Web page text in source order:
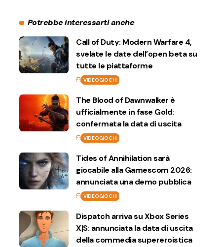
Potrebbe interessarti anche
Call of Duty: Modern Warfare 4,
svelate le date dell’open beta su
tutte le piattaforme
VIDEOGIOCHI
The Blood of Dawnwalker è
ufficialmente in fase Gold:
confermata la data di uscita
VIDEOGIOCHI
Tides of Annihilation sarà
giocabile alla Gamescom 2026:
annunciata una demo pubblica
VIDEOGIOCHI
Dispatch arriva su Xbox Series
X|S: annunciata la data di uscita
della commedia supereroistica